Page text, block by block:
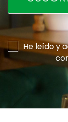
He leído y